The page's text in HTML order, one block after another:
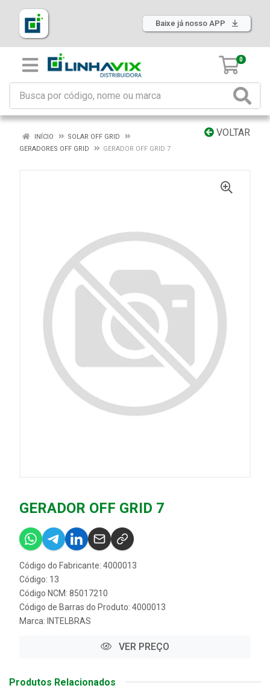
Baixe já nosso APP
0
VOLTAR
INÍCIO
SOLAR OFF GRID
GERADORES OFF GRID
GERADOR OFF GRID 7
GERADOR OFF GRID 7
Código do Fabricante: 4000013
Código: 13
Código NCM: 85017210
Código de Barras do Produto: 4000013
Marca: INTELBRAS
VER PREÇO
Produtos Relacionados